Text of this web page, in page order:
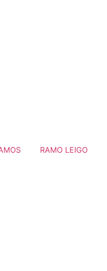
RAMO LEIGO